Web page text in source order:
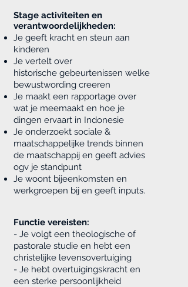
Stage activiteiten en
verantwoordelijkheden:
Je geeft kracht en steun aan
kinderen
Je vertelt over
historische gebeurtenissen welke
bewustwording creeren
Je maakt een rapportage over
wat je meemaakt en hoe je
dingen ervaart in Indonesie
Je onderzoekt sociale &
maatschappelijke trends binnen
de maatschappij en geeft advies
ogv je standpunt
Je woont bijeenkomsten en
werkgroepen bij en geeft inputs.
Functie vereisten:
- Je volgt een theologische of
pastorale studie en hebt een
christelijke levensovertuiging
- Je hebt overtuigingskracht en
een sterke persoonlijkheid